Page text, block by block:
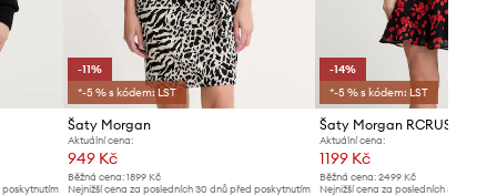
poskytnutím
-11%
*-5 % s kódem: LST
Šaty Morgan
Aktuální cena:
949 Kč
Běžná cena:1899 Kč
Nejnižší cena za posledních 30 dnů před poskytnutím
-14%
*-5 % s kódem: LST
Šaty Morgan RCRUSH.F
Aktuální cena:
1199 Kč
Běžná cena: 2499 Kč
Nejnižší cena za posledních 30 dnů